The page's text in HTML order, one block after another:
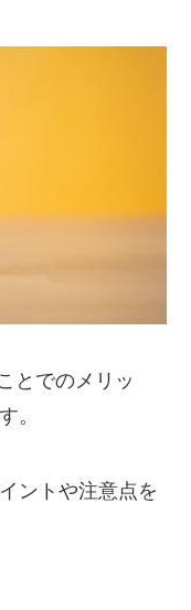
とでのメリッ
。
ントや注意点を